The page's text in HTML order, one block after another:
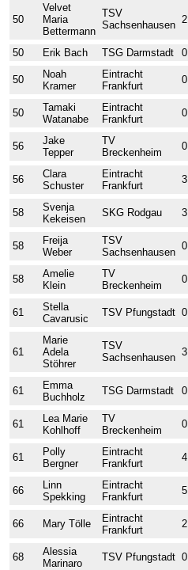
50
Velvet
Maria
Bettermann
TSV
Sachsenhausen 2
50 Erik Bach TSG Darmstadt 0
50
Noah
Kramer
Eintracht
Frankfurt
0
50
Tamaki
Watanabe
Eintracht
Frankfurt
0
56
Jake
Tepper
TV
Breckenheim
0
56
Clara
Schuster
Eintracht
Frankfurt
3
58
Svenja
Kekeisen
SKG Rodgau 3
58
Freija
Weber
TSV
Sachsenhausen
0
58
Amelie
Klein
TV
Breckenheim
0
61
Stella
Cavarusic
TSV Pfungstadt 0
61
Marie
Adela
Stöhrer
TSV
Sachsenhausen 3
61
Emma
Buchholz
TSG Darmstadt 0
61
Lea Marie
Kohlhoff
TV
Breckenheim
0
61
Polly
Bergner
Eintracht
Frankfurt
4
66
Linn
Spekking
Eintracht
Frankfurt
5
66 Mary Tölle
Eintracht
Frankfurt
2
68
Alessia
Marinaro
TSV Pfungstadt 0